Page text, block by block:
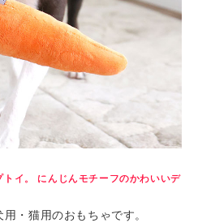
イ。 にんじんモチーフのかわいいデ
・猫用のおもちゃです。